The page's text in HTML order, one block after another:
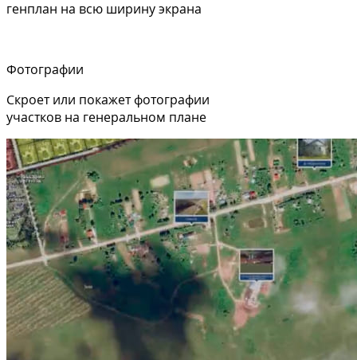
генплан на всю ширину экрана
Фотографии
Скроет или покажет фотографии
участков на генеральном плане